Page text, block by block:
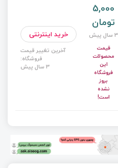
5,000
تومان
3 سال پیش
قیمت
محصولات
این
فروشگاه
بروز
نشده
است!
خرید اینترنتی
آخرین تغییر قیمت
فروشگاه:
3 سال پیش